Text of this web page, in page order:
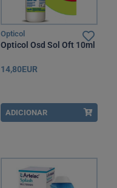
Opticol
Opticol Osd Sol Oft 10ml
14,80EUR
ADICIONAR